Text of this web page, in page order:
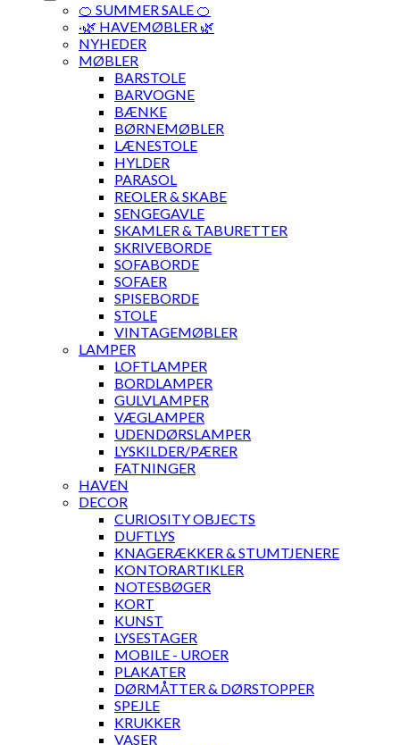
🍊 SUMMER SALE 🍊
·🌿 HAVEMØBLER 🌿
NYHEDER
MØBLER
BARSTOLE
BARVOGNE
BÆNKE
BØRNEMØBLER
LÆNESTOLE
HYLDER
PARASOL
REOLER & SKABE
SENGEGAVLE
SKAMLER & TABURETTER
SKRIVEBORDE
SOFABORDE
SOFAER
SPISEBORDE
STOLE
VINTAGEMØBLER
LAMPER
LOFTLAMPER
BORDLAMPER
GULVLAMPER
VÆGLAMPER
UDENDØRSLAMPER
LYSKILDER/PÆRER
FATNINGER
HAVEN
DECOR
CURIOSITY OBJECTS
DUFTLYS
KNAGERÆKKER & STUMTJENERE
KONTORARTIKLER
NOTESBØGER
KORT
KUNST
LYSESTAGER
MOBILE - UROER
PLAKATER
DØRMÅTTER & DØRSTOPPER
SPEJLE
KRUKKER
VASER